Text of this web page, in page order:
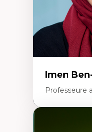
Imen
Professeure